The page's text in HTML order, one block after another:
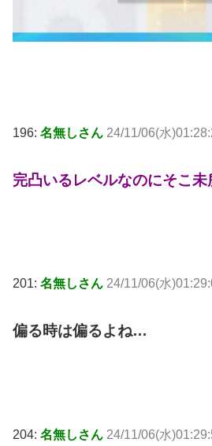
196: 名無しさん 24/11/06(水
完凸いるレベルなのにそこ未
201: 名無しさん 24/11/06(水
偏る時は偏るよね…
204: 名無しさん 24/11/06(水